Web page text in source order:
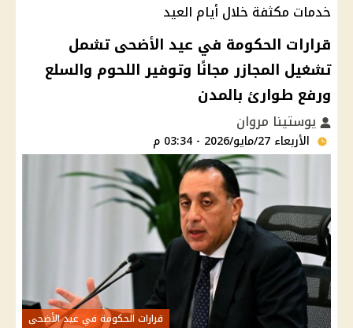
خدمات مكثفة خلال أيام العيد
قرارات الحكومة في عيد الأضحى تشمل
تشغيل المجازر مجانًا وتوفير اللحوم والسلع
ورفع طوارئ بالمدن
يوستينا مروان
الأربعاء 27/مايو/2026 - 03:34 م
قرارات الحكومة في عيد الأضحى